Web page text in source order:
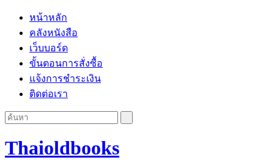
หน้าหลัก
คลังหนังสือ
เว็บบอร์ด
ขั้นตอนการสั่งซื้อ
แจ้งการชำระเงิน
ติดต่อเรา
Thaioldbooks